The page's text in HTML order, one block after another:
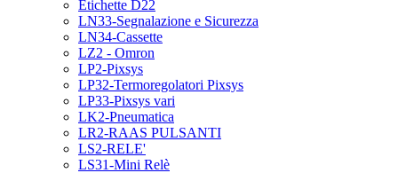
Etichette D22
LN33-Segnalazione e Sicurezza
LN34-Cassette
LZ2 - Omron
LP2-Pixsys
LP32-Termoregolatori Pixsys
LP33-Pixsys vari
LK2-Pneumatica
LR2-RAAS PULSANTI
LS2-RELE'
LS31-Mini Relè